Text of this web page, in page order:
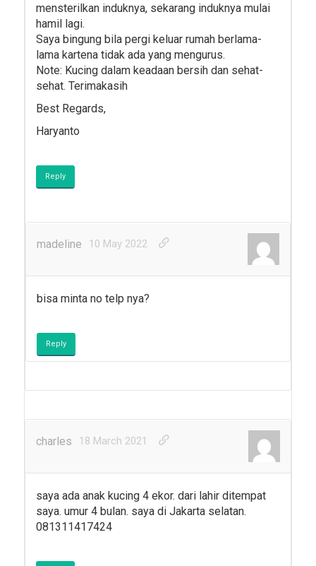
mensterilkan induknya, sekarang induknya mulai
hamil lagi.
Saya bingung bila pergi keluar rumah berlama-
lama kartena tidak ada yang mengurus.
Note: Kucing dalam keadaan bersih dan sehat-
sehat. Terimakasih
Best Regards,
Haryanto
Reply
madeline 10 May 2022
bisa minta no telp nya?
Reply
charles 18 March 2021
saya ada anak kucing 4 ekor. dari lahir ditempat
saya. umur 4 bulan. saya di Jakarta selatan.
081311417424